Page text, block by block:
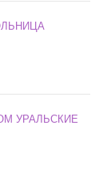
УРАЛЬСКИЕ